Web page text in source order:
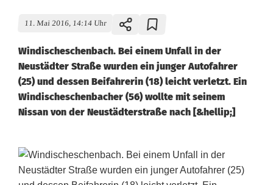
11. Mai 2016, 14:14 Uhr
Windischeschenbach. Bei einem Unfall in der
Neustädter Straße wurden ein junger Autofahrer
(25) und dessen Beifahrerin (18) leicht verletzt. Ein
Windischeschenbacher (56) wollte mit seinem
Nissan von der Neustädterstraße nach [&hellip;]